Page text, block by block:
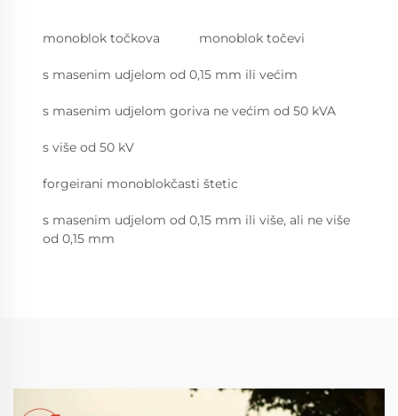
monoblok točkova monoblok točevi
s masenim udjelom od 0,15 mm ili većim
s masenim udjelom goriva ne većim od 50 kVA
s više od 50 kV
forgeirani monoblokčasti štetic
s masenim udjelom od 0,15 mm ili više, ali ne više
od 0,15 mm